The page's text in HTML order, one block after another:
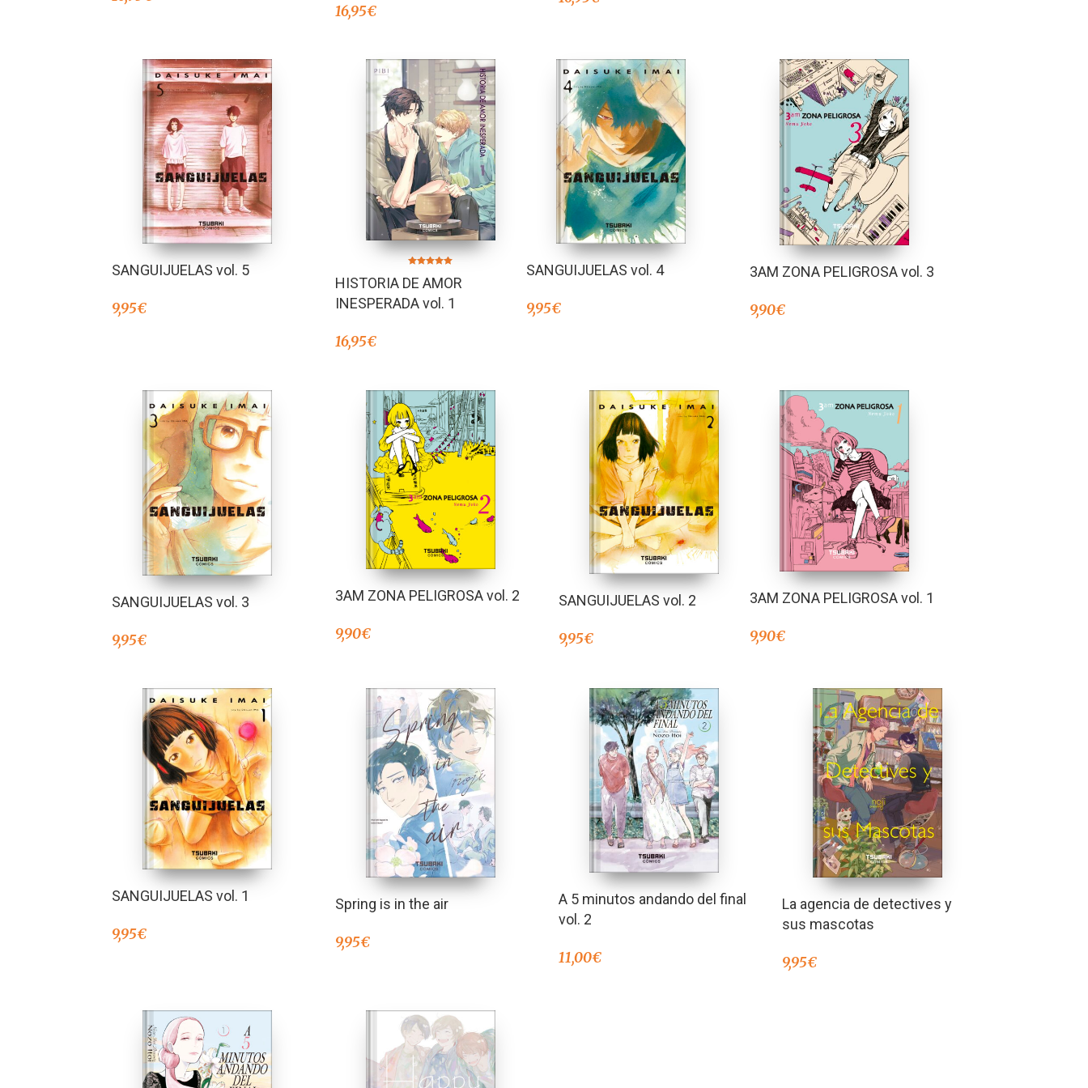
16,95€
SANGUIJUELAS vol. 5
9,95€
5.00
de 5
HISTORIA DE AMOR
INESPERADA vol. 1
16,95€
SANGUIJUELAS vol. 4
9,95€
3AM ZONA PELIGROSA vol. 3
9,90€
SANGUIJUELAS vol. 3
9,95€
3AM ZONA PELIGROSA vol. 2
9,90€
SANGUIJUELAS vol. 2
9,95€
3AM ZONA PELIGROSA vol. 1
9,90€
SANGUIJUELAS vol. 1
9,95€
Spring is in the air
9,95€
A 5 minutos andando del final
vol. 2
11,00€
La agencia de detectives y
sus mascotas
9,95€